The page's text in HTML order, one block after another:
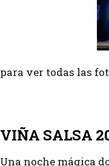
para ver todas las
VIÑA SALSA
Una noche mágica